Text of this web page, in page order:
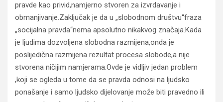
pravde kao privid,namjerno stvoren za izvrdavanje i
obmanjivanje.Zaključak je da u „slobodnom društvu“fraza
„socijalna pravda“nema apsolutno nikakvog značaja.Kada
je ljudima dozvoljena slobodna razmijena,onda je
poslijedična razmijena rezultat procesa slobode,a nije
stvorena ničijim namjerama.Ovde je vidljiv jedan problem
,koji se ogleda u tome da se pravda odnosi na ljudsko
ponašanje i samo ljudsko dijelovanje može biti pravedno ili